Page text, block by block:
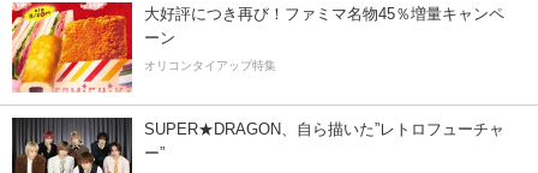
大好評につき再び！ファミマ名物45％増量キャンペ
ーン
オリコンタイアップ特集
SUPER★DRAGON、自ら描いた”レトロフューチャ
ー”